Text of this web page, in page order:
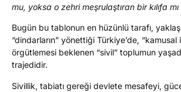
mu, yoksa o zehri meşrulaştıran bir kılıfa
Bugün bu tablonun en hüzünlü tarafı,
“dindarların” yönettiği Türkiye’de, “kamusal
örgütlemesi beklenen “sivil” toplumun
trajedidir.
Sivillik, tabiatı gereği devlete mesafeyi,